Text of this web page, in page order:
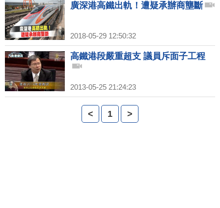
廣深港高鐵出軌！遭疑承辦商壟斷
2018-05-29 12:50:32
高鐵港段嚴重超支 議員斥面子工程
2013-05-25 21:24:23
< 1 >